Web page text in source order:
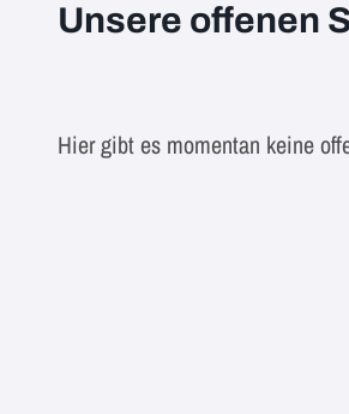
Unsere offenen
Hier gibt es momentan keine